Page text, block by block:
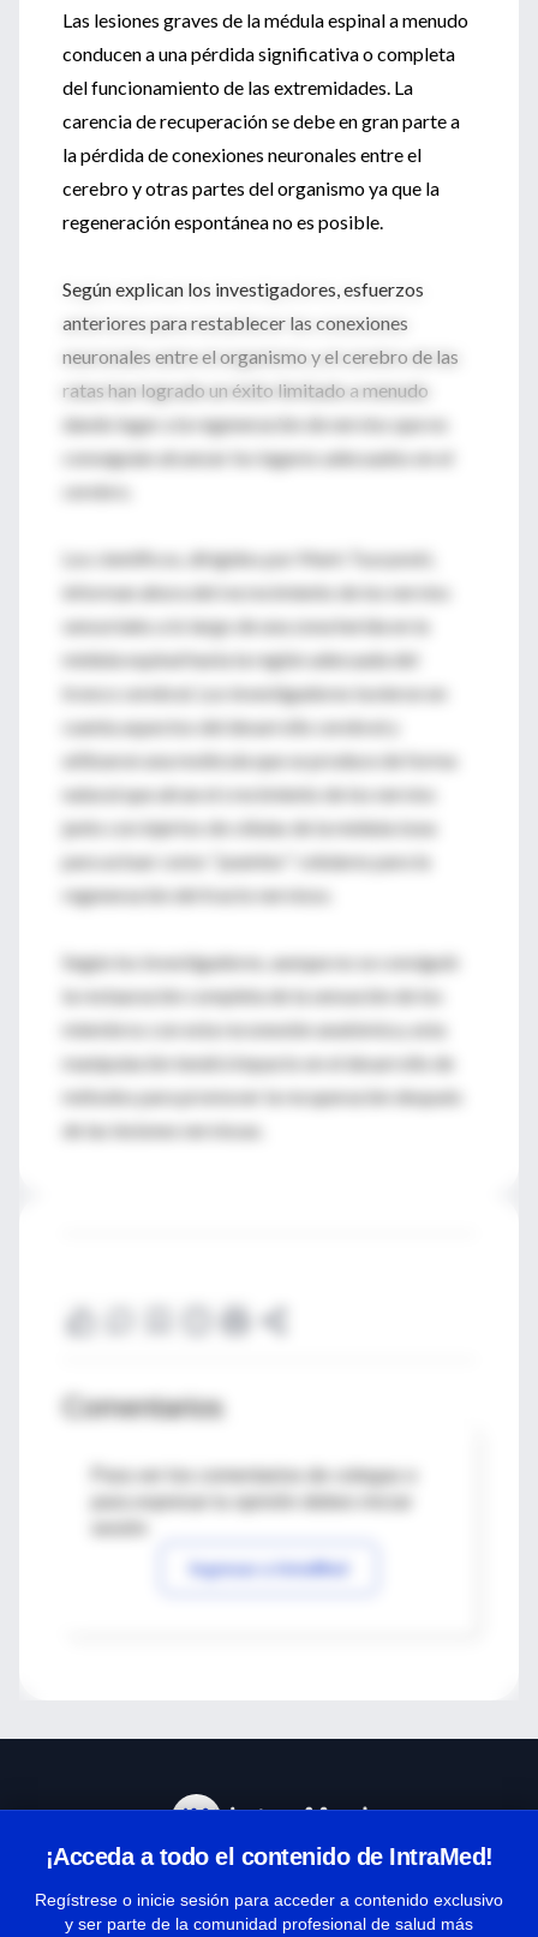
Las lesiones graves de la médula espinal a menudo
conducen a una pérdida significativa o completa
del funcionamiento de las extremidades. La
carencia de recuperación se debe en gran parte a
la pérdida de conexiones neuronales entre el
cerebro y otras partes del organismo ya que la
regeneración espontánea no es posible.
Según explican los investigadores, esfuerzos
anteriores para restablecer las conexiones
neuronales entre el organismo y el cerebro de las
ratas han logrado un éxito limitado a menudo
dando lugar a la regeneración de nervios que no
conseguían alcanzar los lugares adecuados en el
cerebro.
Los científicos, dirigidos por Mark Tuszynski,
informan ahora del recrecimiento de los nervios
sensoriales a lo largo de una zona herida en la
médula espinal hasta la región adecuada del
tronco cerebral. Los investigadores tuvieron en
cuenta aspectos del desarrollo cerebral y
utilizaron una molécula que se produce de forma
natural que atrae el crecimiento de los nervios
junto con injertos de células de la médula ósea
para actuar como ''puentes'' celulares para la
regeneración del tracto nervioso.
Según los investigadores, aunque no se consiguió
la restauración completa de la sensación de los
miembros con esta reconexión anatómica, esta
manipulación tendrá impacto en el desarrollo de
métodos para promover la recuperación después
de las lesiones nerviosas.
Comentarios
Para ver los comentarios de colegas o
Ingresar a IntraMed
¡Acceda a todo el contenido de IntraMed!
Regístrese o inicie sesión para acceder a contenido exclusivo
y ser parte de la comunidad profesional de salud más